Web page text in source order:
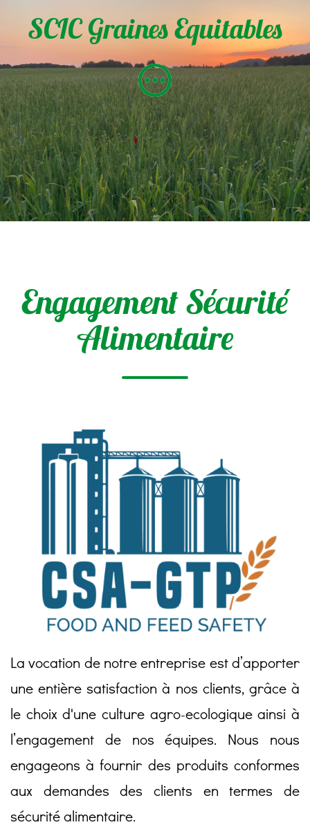
SCIC Graines Equitables
Engagement Sécurité
Alimentaire
La vocation de notre entreprise est d’apporter
une entière satisfaction à nos clients, grâce à
le choix d'une culture agro-ecologique ainsi à
l’engagement de nos équipes. Nous nous
engageons à fournir des produits conformes
aux demandes des clients en termes de
sécurité alimentaire.